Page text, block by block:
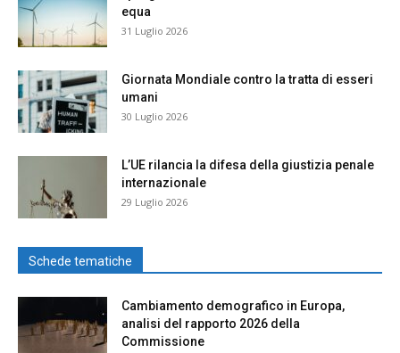
equa
31 Luglio 2026
Giornata Mondiale contro la tratta di esseri
umani
30 Luglio 2026
L’UE rilancia la difesa della giustizia penale
internazionale
29 Luglio 2026
Schede tematiche
Cambiamento demografico in Europa,
analisi del rapporto 2026 della
Commissione